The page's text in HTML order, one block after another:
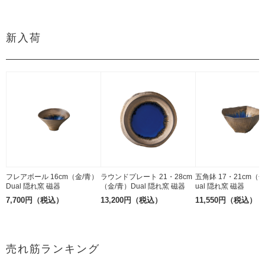
新入荷
フレアボール 16cm（金/青）
Dual 隠れ窯 磁器
7,700円（税込）
ラウンドプレート 21・28cm
（金/青）Dual 隠れ窯 磁器
13,200円（税込）
五角鉢 17・21cm（
ual 隠れ窯 磁器
11,550円（税込）
売れ筋ランキング